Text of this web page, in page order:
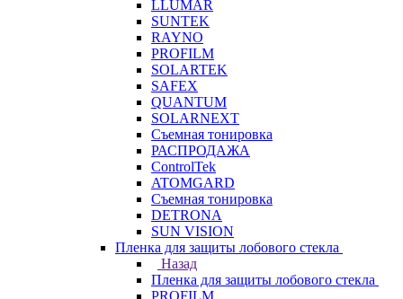
LLUMAR
SUNTEK
RAYNO
PROFILM
SOLARTEK
SAFEX
QUANTUM
SOLARNEXT
Съемная тонировка
РАСПРОДАЖА
ControlTek
ATOMGARD
Съемная тонировка
DETRONA
SUN VISION
Пленка для защиты лобового стекла
Назад
Пленка для защиты лобового стекла
PROFILM